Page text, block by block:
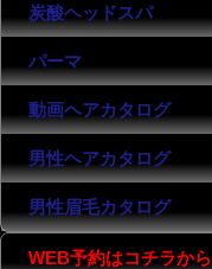
炭酸ヘッドスパ
パーマ
動画ヘアカタログ
男性ヘアカタログ
男性眉毛カタログ
WEB予約はコチラから